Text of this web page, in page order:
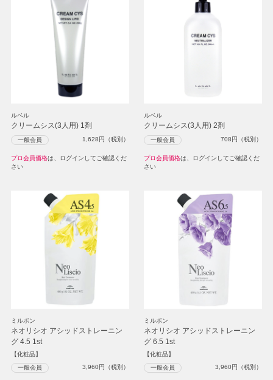
ルベル
クリームシス(3人用) 1剤
一般会員 1,628円（税別）
プロ会員価格は、ログインしてご確認くだ
さい
ルベル
クリームシス(3人用) 2剤
一般会員 708円（税別）
プロ会員価格は、ログインしてご確認くだ
さい
ミルボン
ネオリシオ アシッドストレーニン
グ 4.5 1st
【化粧品】
一般会員 3,960円（税別）
ミルボン
ネオリシオ アシッドストレーニン
グ 6.5 1st
【化粧品】
一般会員 3,960円（税別）